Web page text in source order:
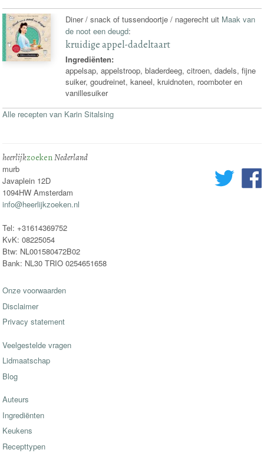
Diner / snack of tussendoortje / nagerecht uit Maak van
de noot een deugd:
kruidige appel-dadeltaart
Ingrediënten:
appelsap, appelstroop, bladerdeeg, citroen, dadels, fijne
suiker, goudreinet, kaneel, kruidnoten, roomboter en
vanillesuiker
Alle recepten van Karin Sitalsing
heerlijkzoekenNederland
murb
Javaplein 12D
1094HW Amsterdam
info@heerlijkzoeken.nl
Tel: +31614369752
KvK: 08225054
Btw: NL001580472B02
Bank: NL30 TRIO 0254651658
Onze voorwaarden
Disclaimer
Privacy statement
Veelgestelde vragen
Lidmaatschap
Blog
Auteurs
Ingrediënten
Keukens
Recepttypen